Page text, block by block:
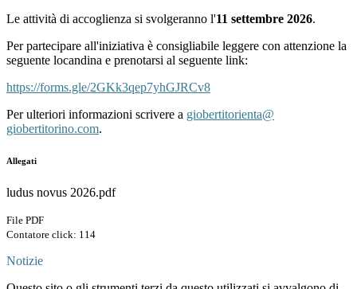
Le attività di accoglienza si svolgeranno l'11 settembre 2026.
Per partecipare all'iniziativa è consigliabile leggere con attenzione la
seguente locandina e prenotarsi al seguente link:
https://forms.gle/2GKk3qep7yhGJRCv8
Per ulteriori informazioni scrivere a giobertitorienta@
giobertitorino.com.
Allegati
ludus novus 2026.pdf
File PDF
Contatore click: 114
Notizie